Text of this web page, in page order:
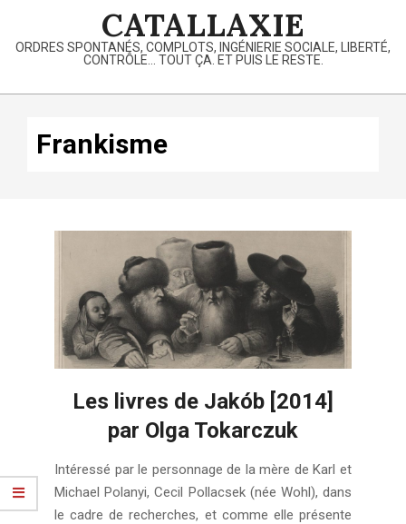
content
CATALLAXIE
ORDRES SPONTANÉS, COMPLOTS, INGÉNIERIE SOCIALE, LIBERTÉ,
CONTRÔLE… TOUT ÇA. ET PUIS LE RESTE.
Primary
Frankisme
Les livres de Jakób [2014]
par Olga Tokarczuk
06-
30
Intéressé par le personnage de la mère de Karl et
Michael Polanyi, Cecil Pollacsek (née Wohl), dans
le cadre de recherches, et comme elle présente